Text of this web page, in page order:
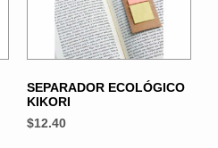
SEPARADOR ECOLÓGICO
KIKORI
$12.40